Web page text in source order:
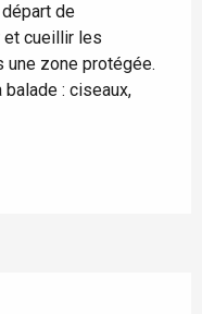
de
et cueillir les
zone protégée.
: ciseaux,